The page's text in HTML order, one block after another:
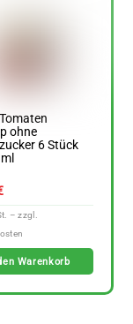
ohne
6 Stück
Warenkorb